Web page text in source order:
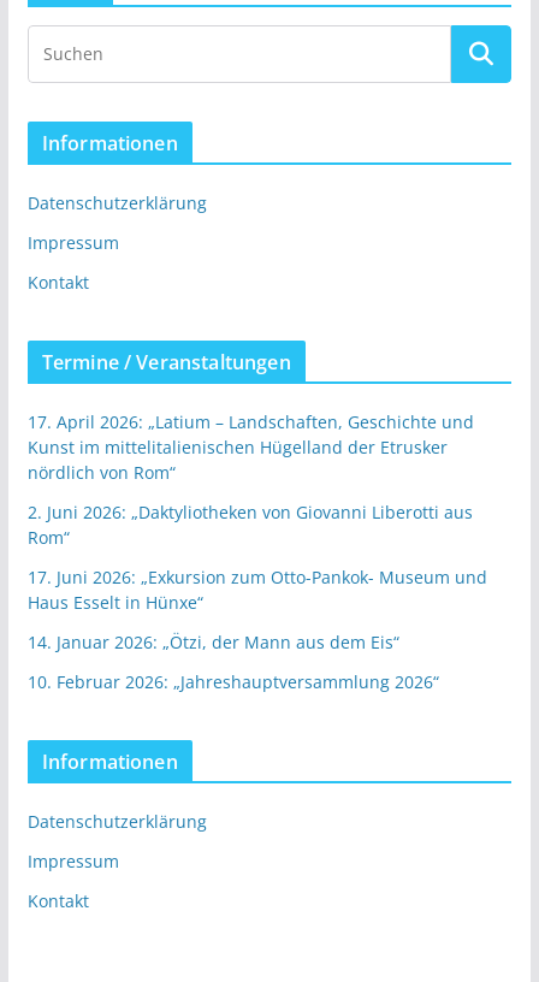
Informationen
Datenschutzerklärung
Impressum
Kontakt
Termine / Veranstaltungen
17. April 2026: „Latium – Landschaften, Geschichte und
Kunst im mittelitalienischen Hügelland der Etrusker
nördlich von Rom“
2. Juni 2026: „Daktyliotheken von Giovanni Liberotti aus
Rom“
17. Juni 2026: „Exkursion zum Otto-Pankok- Museum und
Haus Esselt in Hünxe“
14. Januar 2026: „Ötzi, der Mann aus dem Eis“
10. Februar 2026: „Jahreshauptversammlung 2026“
Informationen
Datenschutzerklärung
Impressum
Kontakt